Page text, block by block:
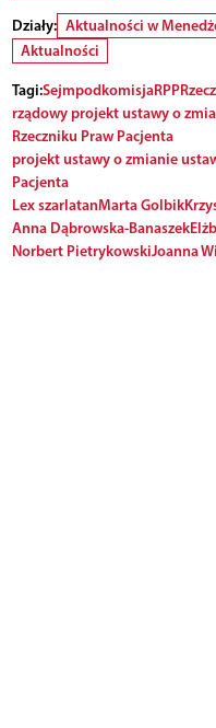
Działy: Aktualności w
Aktualności
Tagi:SejmpodkomisjaRPP
rządowy projekt ustawy o
Rzeczniku Praw Pacjenta
projekt ustawy o zmianie
Pacjenta
Lex szarlatanMarta Golbik
Anna Dąbrowska-Banaszek
Norbert PietrykowskiJoanna